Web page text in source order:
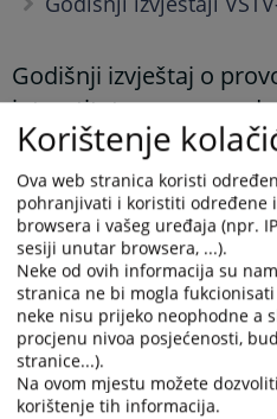
Godišnji izvještaj o
integrtiteta u
2024. godinu
02.07.2025.
Godišnji izvještaj o provođenju
pravosudnim institucijama za
Prikazana vijest je na:
196
Korištenje
Ova web stranica koristi
pohranjivati i koristiti određene
browsera i vašeg uređaja (npr.
sesiji unutar browsera, ...).
Neke od ovih informacija su
stranica ne bi mogla
neke nisu prijeko neophodne a
procjenu nivoa posjećenosti,
stranice...).
Na ovom mjestu možete
korištenje tih informacija.